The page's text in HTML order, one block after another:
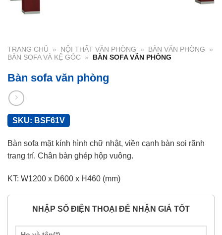
TRANG CHỦ » NỘI THẤT VĂN PHÒNG » BÀN VĂN PHÒNG
»
BÀN SOFA VÀ KỆ GÓC » BÀN SOFA VĂN PHÒNG
Bàn sofa văn phòng
SKU: BSF61V
Bàn sofa mặt kính hình chữ nhật, viền cạnh bàn soi rãnh
trang trí. Chân bàn ghép hộp vuông.
KT: W1200 x D600 x H460 (mm)
NHẬP SỐ ĐIỆN THOẠI ĐỂ NHẬN GIÁ TỐT